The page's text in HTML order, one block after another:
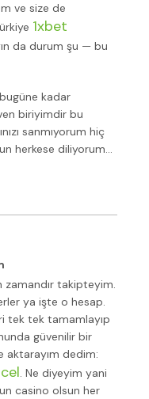
ve size de
1xbet
da durum şu — bu
kadar
biriyimdir bu
sanmıyorum hiç
herkese diliyorum…
zamandır takipteyim.
ya işte o hesap.
tek tek tamamlayıp
güvenilir bir
aktarayım dedim:
. Ne diyeyim yani
casino olsun her